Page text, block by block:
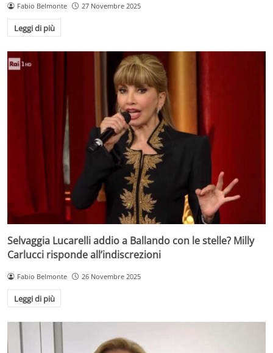
Fabio Belmonte 27 Novembre 2025
Leggi di più
Selvaggia Lucarelli addio a Ballando con le stelle? Milly
Carlucci risponde all’indiscrezioni
Fabio Belmonte 26 Novembre 2025
Leggi di più